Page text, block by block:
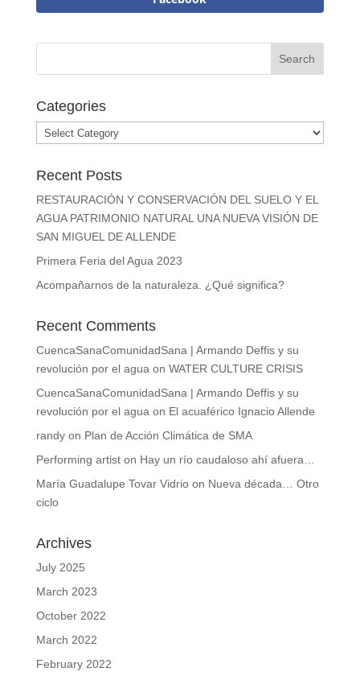
Categories
Categories
Recent Posts
RESTAURACIÓN Y CONSERVACIÓN DEL SUELO Y EL
AGUA PATRIMONIO NATURAL UNA NUEVA VISIÓN DE
SAN MIGUEL DE ALLENDE
Primera Feria del Agua 2023
Acompañarnos de la naturaleza. ¿Qué significa?
Recent Comments
CuencaSanaComunidadSana | Armando Deffis y su
revolución por el aguaon WATER CULTURE CRISIS
CuencaSanaComunidadSana | Armando Deffis y su
revolución por el aguaon El acuaférico Ignacio Allende
randyon Plan de Acción Climática de SMA
Performing artiston Hay un río caudaloso ahí afuera…
María Guadalupe Tovar Vidrioon Nueva década… Otro
ciclo
Archives
July 2025
March 2023
October 2022
March 2022
February 2022